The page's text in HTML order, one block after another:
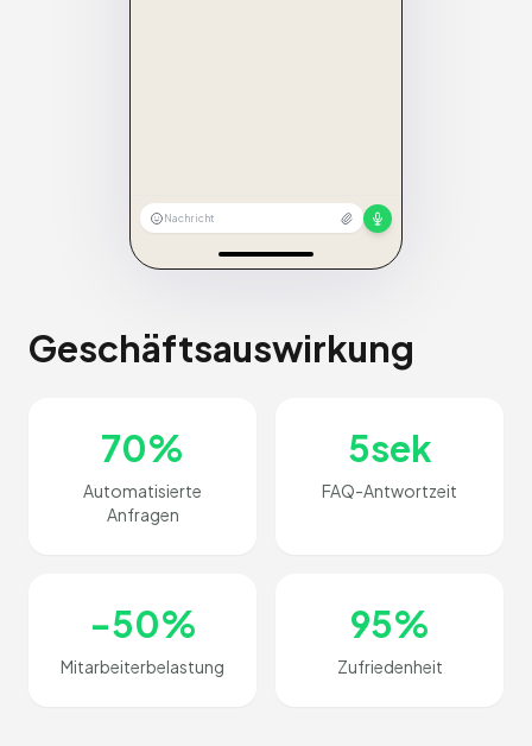
Nachricht
Geschäftsauswirkung
70%
Automatisierte
Anfragen
5sek
FAQ-Antwortzeit
-50%
Mitarbeiterbelastung
95%
Zufriedenheit